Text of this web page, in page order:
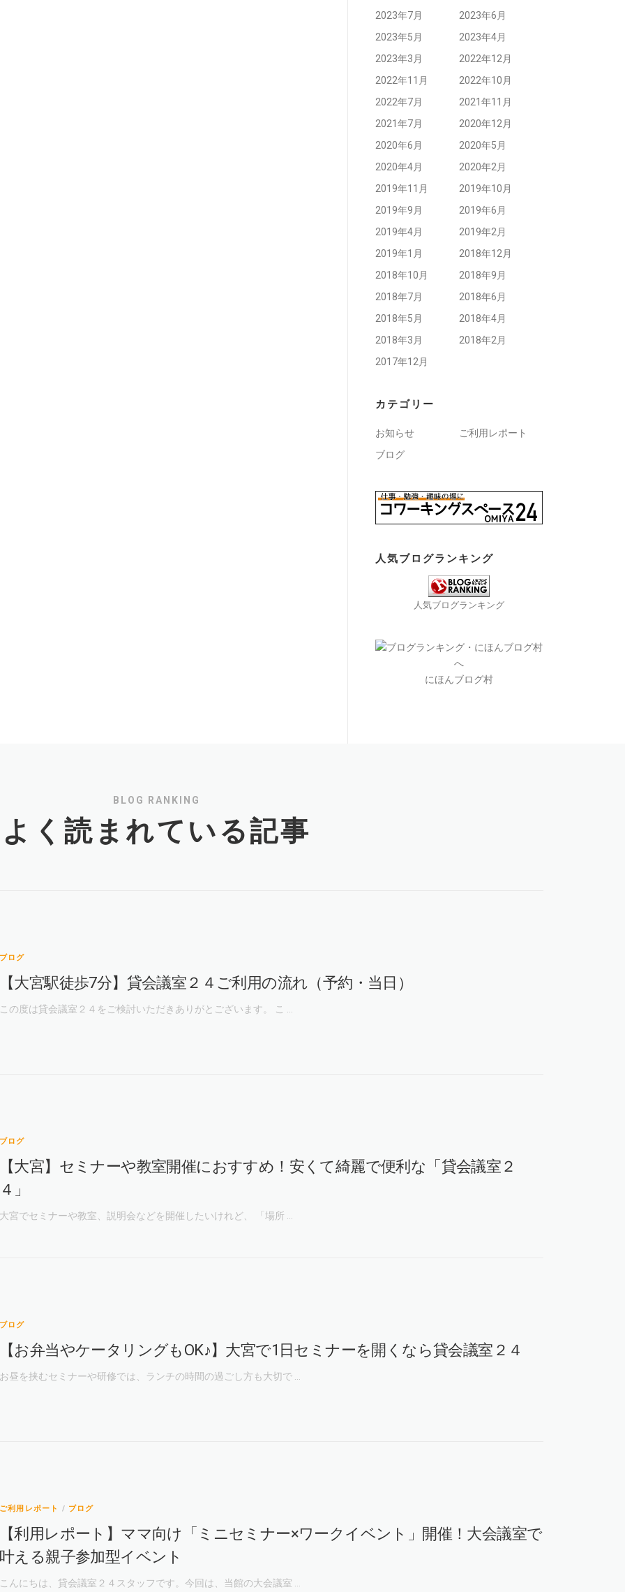
2023年7月
2023年6月
2023年5月
2023年4月
2023年3月
2022年12月
2022年11月
2022年10月
2022年7月
2021年11月
2021年7月
2020年12月
2020年6月
2020年5月
2020年4月
2020年2月
2019年11月
2019年10月
2019年9月
2019年6月
2019年4月
2019年2月
2019年1月
2018年12月
2018年10月
2018年9月
2018年7月
2018年6月
2018年5月
2018年4月
2018年3月
2018年2月
2017年12月
カテゴリー
お知らせ
ご利用レポート
ブログ
人気ブログランキング
人気ブログランキング
にほんブログ村
BLOG RANKING
よく読まれている記事
ブログ
【大宮駅徒歩7分】貸会議室２４ご利用の流れ（予約・当日）
この度は貸会議室２４をご検討いただきありがとございます。 こ …
ブログ
【大宮】セミナーや教室開催におすすめ！安くて綺麗で便利な「貸会議室２
４」
大宮でセミナーや教室、説明会などを開催したいけれど、 「場所 …
ブログ
【お弁当やケータリングもOK♪】大宮で1日セミナーを開くなら貸会議室２４
お昼を挟むセミナーや研修では、ランチの時間の過ごし方も大切で …
ご利用レポート / ブログ
【利用レポート】ママ向け「ミニセミナー×ワークイベント」開催！大会議室で
叶える親子参加型イベント
こんにちは、貸会議室２４スタッフです。今回は、当館の大会議室 …